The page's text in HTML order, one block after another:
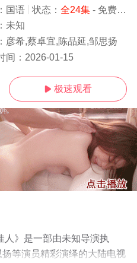
国语 状态： 全24集- 免费在线观看
未知
彦希,蔡卓宜,陈品延,邹思扬
间： 2026-01-15
 极速观看
人》是一部由未知导演执
等演员精彩演绎的大陆电视